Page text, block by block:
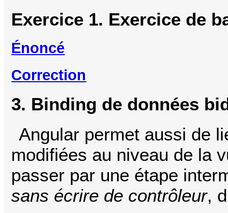
Exercice 1. Exercice de
Énoncé
Correction
3. Binding de données
Angular permet aussi de
modifiées au niveau de la
passer par une étape
sans écrire de contrôleur,